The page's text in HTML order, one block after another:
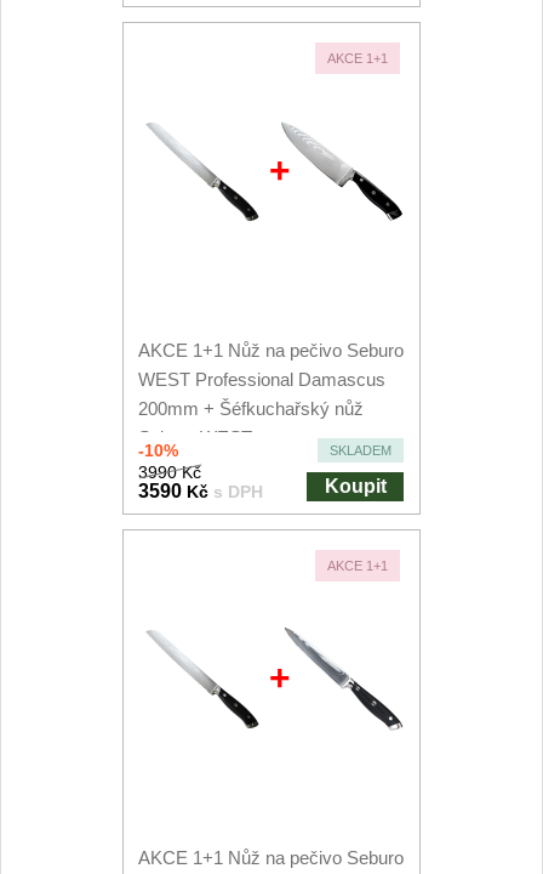
AKCE 1+1
+
AKCE 1+1 Nůž na pečivo Seburo
WEST Professional Damascus
200mm + Šéfkuchařský nůž
Seburo WEST...
-10% SKLADEM
3990 Kč
3590 Kč s DPH Koupit
AKCE 1+1
+
AKCE 1+1 Nůž na pečivo Seburo